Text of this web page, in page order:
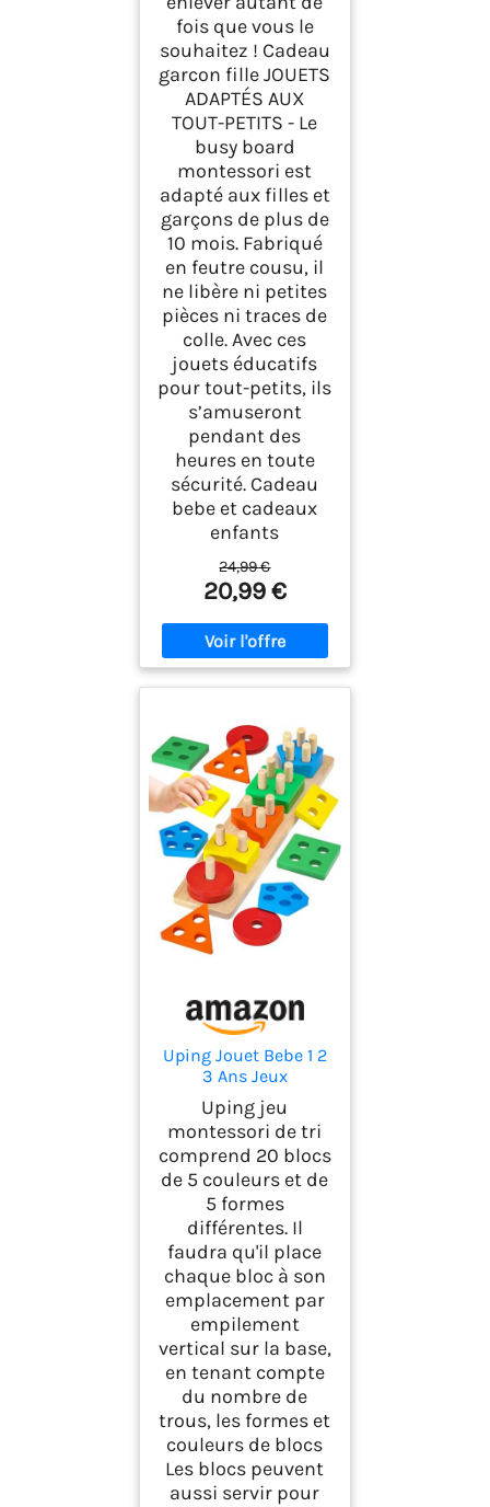
fois que vous le
souhaitez ! Cadeau
garcon fille JOUETS
ADAPTÉS AUX
TOUT-PETITS - Le
busy board
montessori est
adapté aux filles et
garçons de plus de
10 mois. Fabriqué
en feutre cousu, il
ne libère ni petites
pièces ni traces de
colle. Avec ces
jouets éducatifs
pour tout-petits, ils
s’amuseront
pendant des
heures en toute
sécurité. Cadeau
bebe et cadeaux
enfants
24,99 €
20,99 €
Uping Jouet Bebe 1 2
3 Ans Jeux
Montessori Enfant 1 2
3 Ans Jeu Educatif en
Bois Puzzle à Empiler
et de Tri Cadeau
Garçon Fille
Uping jeu
montessori de tri
comprend 20 blocs
de 5 couleurs et de
5 formes
différentes. Il
faudra qu'il place
chaque bloc à son
emplacement par
empilement
vertical sur la base,
en tenant compte
du nombre de
trous, les formes et
couleurs de blocs
Les blocs peuvent
aussi servir pour